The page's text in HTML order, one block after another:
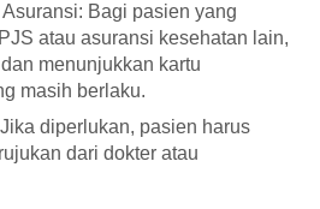
Bagi pasien yang
atau asuransi kesehatan lain,
menunjukkan kartu
masih berlaku.
diperlukan, pasien harus
dari dokter atau